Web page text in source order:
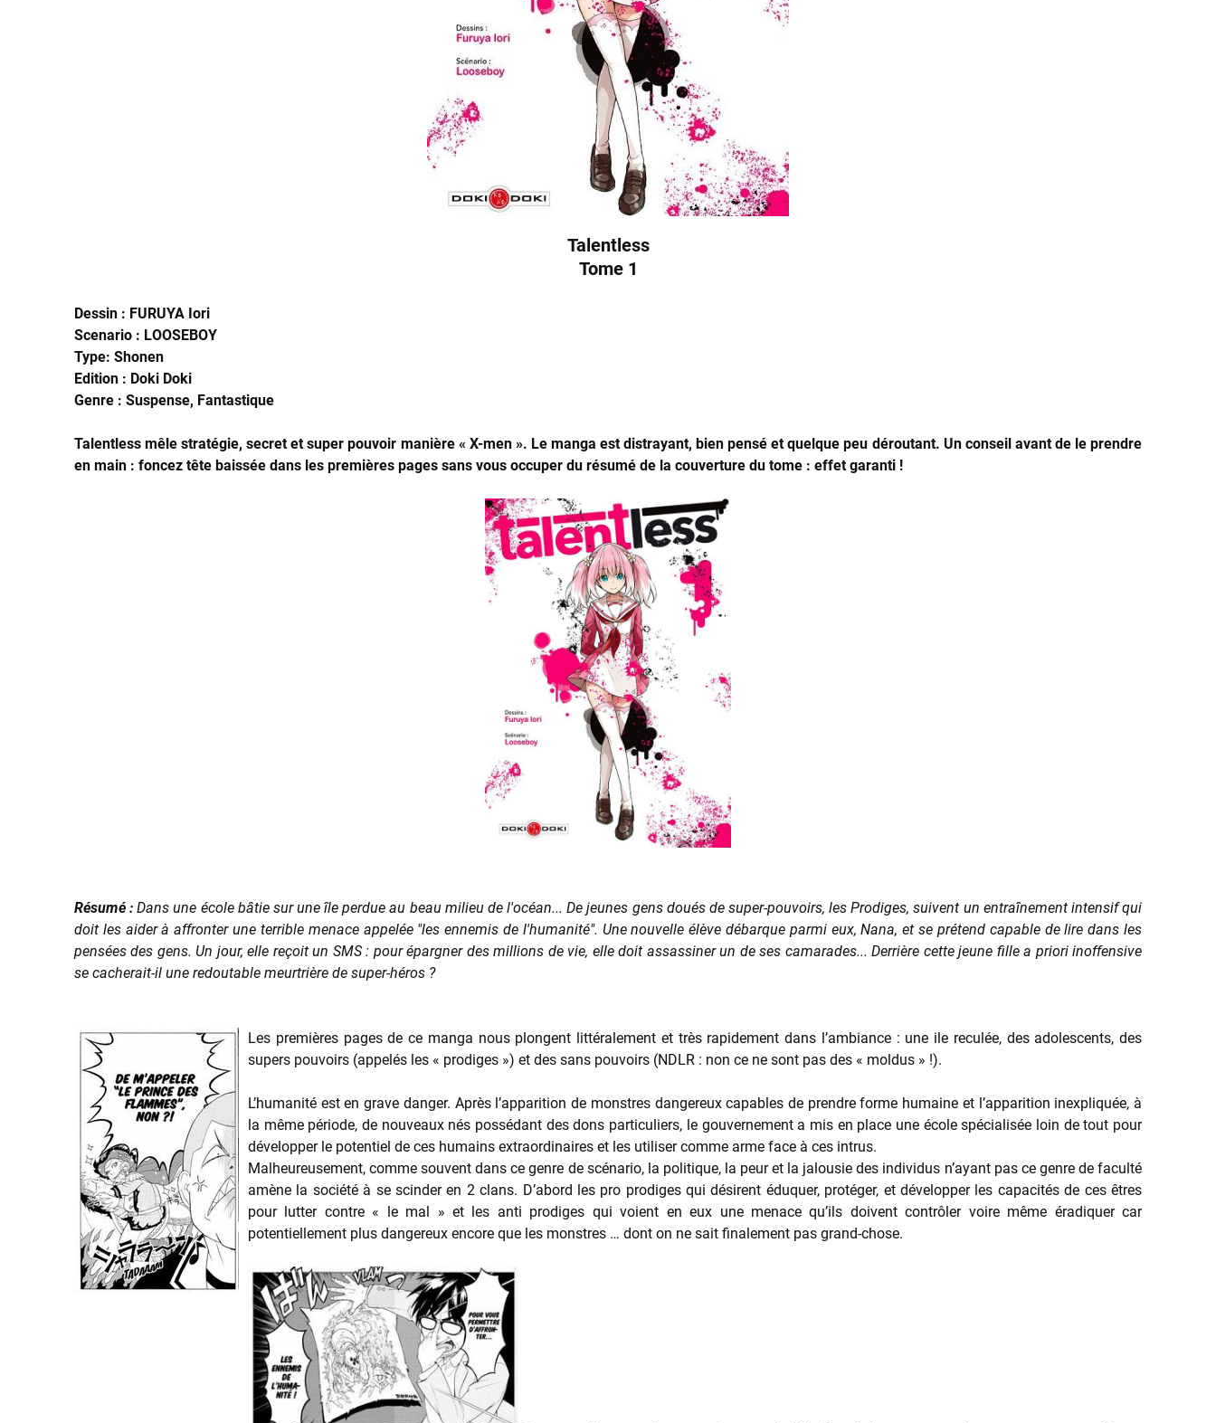
Talentless
Tome 1
Dessin : FURUYA Iori
Scenario : LOOSEBOY
Type: Shonen
Edition : Doki Doki
Genre : Suspense, Fantastique
Talentless mêle stratégie, secret et super pouvoir manière « X-men ». Le manga est distrayant, bien pensé et quelque peu déroutant. Un conseil avant de le prendre
en main : foncez tête baissée dans les premières pages sans vous occuper du résumé de la couverture du tome : effet garanti !
Résumé :Dans une école bâtie sur une île perdue au beau milieu de l'océan... De jeunes gens doués de super-pouvoirs, les Prodiges, suivent un entraînement intensif qui
doit les aider à affronter une terrible menace appelée "les ennemis de l'humanité". Une nouvelle élève débarque parmi eux, Nana, et se prétend capable de lire dans les
pensées des gens. Un jour, elle reçoit un SMS : pour épargner des millions de vie, elle doit assassiner un de ses camarades... Derrière cette jeune fille a priori inoffensive
se cacherait-il une redoutable meurtrière de super-héros ?
Les premières pages de ce manga nous plongent littéralement et très rapidement dans l’ambiance : une ile reculée, des adolescents, des
supers pouvoirs (appelés les « prodiges ») et des sans pouvoirs (NDLR : non ce ne sont pas des « moldus » !).
L’humanité est en grave danger. Après l’apparition de monstres dangereux capables de prendre forme humaine et l’apparition inexpliquée, à
la même période, de nouveaux nés possédant des dons particuliers, le gouvernement a mis en place une école spécialisée loin de tout pour
développer le potentiel de ces humains extraordinaires et les utiliser comme arme face à ces intrus.
Malheureusement, comme souvent dans ce genre de scénario, la politique, la peur et la jalousie des individus n’ayant pas ce genre de faculté
amène la société à se scinder en 2 clans. D’abord les pro prodiges qui désirent éduquer, protéger, et développer les capacités de ces êtres
pour lutter contre « le mal » et les anti prodiges qui voient en eux une menace qu’ils doivent contrôler voire même éradiquer car
potentiellement plus dangereux encore que les monstres … dont on ne sait finalement pas grand-chose.